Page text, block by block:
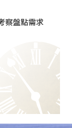
察盤點需求